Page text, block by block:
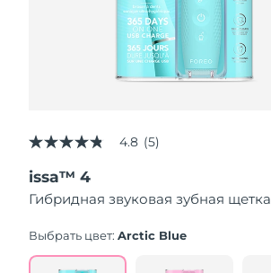
4.8
of
5
stars,
rating
Read
4.8 (5)
issa™ 4
Гибридная звуковая зубная щетка
Выбрать цвет:Arctic Blue